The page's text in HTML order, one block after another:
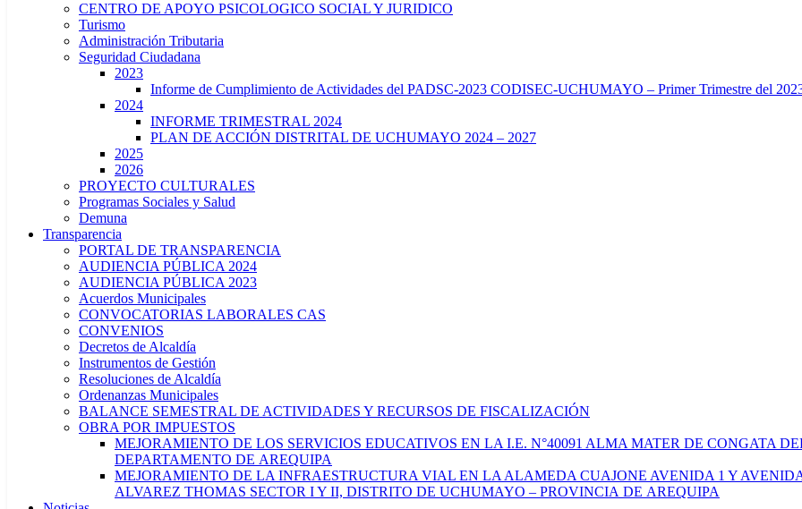
CENTRO DE APOYO PSICOLOGICO SOCIAL Y JURIDICO
Turismo
Administración Tributaria
Seguridad Ciudadana
2023
Informe de Cumplimiento de Actividades del PADSC-2023 CODISEC-UCHUMAYO – Primer Trimestre del
2024
INFORME TRIMESTRAL 2024
PLAN DE ACCIÓN DISTRITAL DE UCHUMAYO 2024 – 2027
2025
2026
PROYECTO CULTURALES
Programas Sociales y Salud
Demuna
Transparencia
PORTAL DE TRANSPARENCIA
AUDIENCIA PÚBLICA 2024
AUDIENCIA PÚBLICA 2023
Acuerdos Municipales
CONVOCATORIAS LABORALES CAS
CONVENIOS
Decretos de Alcaldía
Instrumentos de Gestión
Resoluciones de Alcaldía
Ordenanzas Municipales
BALANCE SEMESTRAL DE ACTIVIDADES Y RECURSOS DE FISCALIZACIÓN
OBRA POR IMPUESTOS
MEJORAMIENTO DE LOS SERVICIOS EDUCATIVOS EN LA I.E. N°40091 ALMA MATER DE CONGATA
DEPARTAMENTO DE AREQUIPA
MEJORAMIENTO DE LA INFRAESTRUCTURA VIAL EN LA ALAMEDA CUAJONE AVENIDA 1 Y
ALVAREZ THOMAS SECTOR I Y II, DISTRITO DE UCHUMAYO – PROVINCIA DE AREQUIPA